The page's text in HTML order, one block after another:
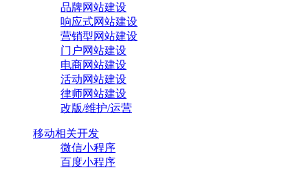
品牌网站建设
响应式网站建设
营销型网站建设
门户网站建设
电商网站建设
活动网站建设
律师网站建设
改版/维护/运营
移动相关开发
微信小程序
百度小程序